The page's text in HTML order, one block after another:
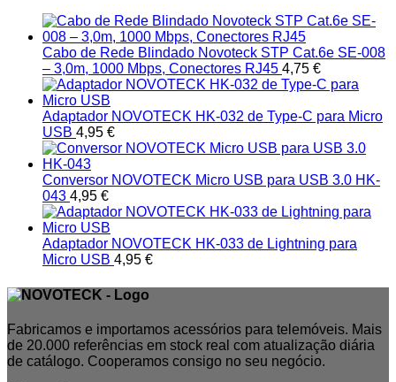
Cabo de Rede Blindado Novoteck STP Cat.6e SE-008
– 3,0m, 1000 Mbps, Conectores RJ45 4,75 €
Adaptador NOVOTECK HK-032 de Type-C para Micro
USB 4,95 €
Conversor NOVOTECK Micro USB para USB 3.0 HK-
043 4,95 €
Adaptador NOVOTECK HK-033 de Lightning para
Micro USB 4,95 €
Fabricamos e importamos acessórios para telemóveis. Mais
de 20.000 referências em stock real com atualização diária
de catálogo. Cooperamos consigo no seu negócio.